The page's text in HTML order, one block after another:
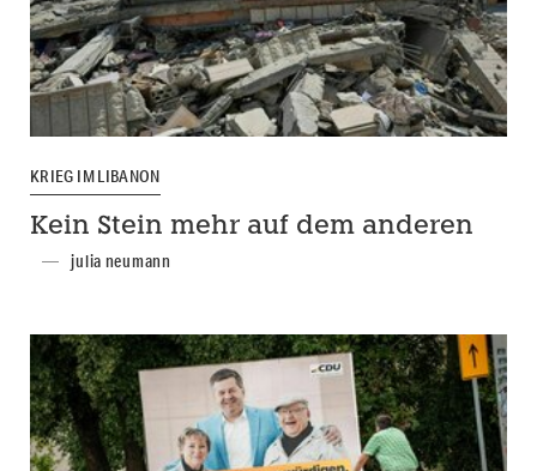
KRIEG IM LIBANON
Kein Stein mehr auf dem anderen
julia neumann